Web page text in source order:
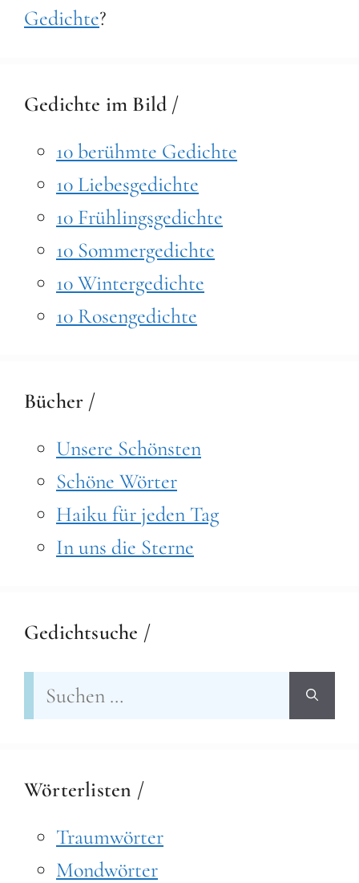
Gedichte?
Gedichte im Bild /
10 berühmte Gedichte
10 Liebesgedichte
10 Frühlingsgedichte
10 Sommergedichte
10 Wintergedichte
10 Rosengedichte
Bücher /
Unsere Schönsten
Schöne Wörter
Haiku für jeden Tag
In uns die Sterne
Gedichtsuche /
Suchen
nach:
Wörterlisten /
Traumwörter
Mondwörter